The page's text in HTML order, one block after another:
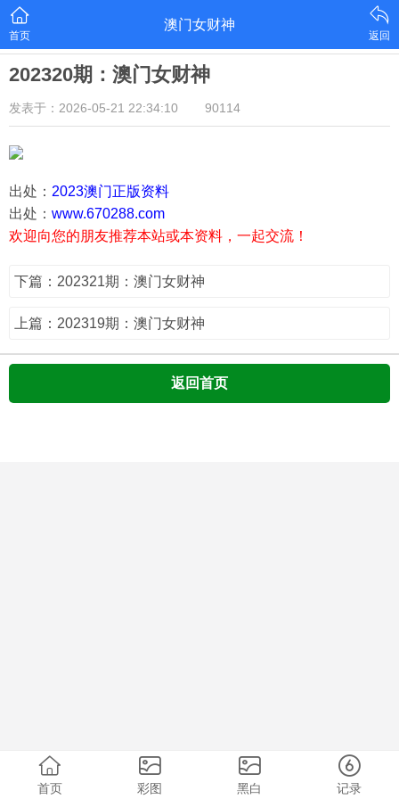
首页
澳门女财神
返回
202320期：澳门女财神
发表于：2026-05-21 22:34:10 90114
出处： 2023澳门正版资料
出处： www.670288.com
欢迎向您的朋友推荐本站或本资料，一起交流！
下篇：202321期：澳门女财神
上篇：202319期：澳门女财神
返回首页
首页 彩图 黑白 记录